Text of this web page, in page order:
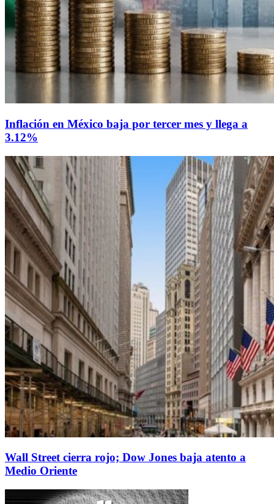
Inflación en México baja por tercer mes y llega a
3.12%
Wall Street cierra rojo; Dow Jones baja atento a
Medio Oriente